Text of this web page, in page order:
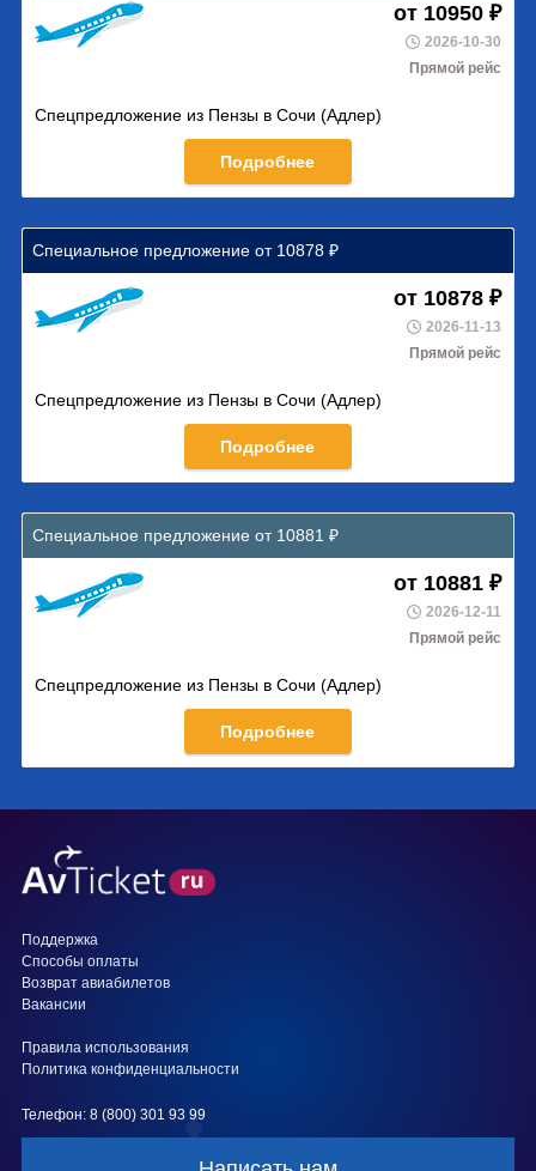
от 10950 ₽
2026-10-30
Прямой рейс
Спецпредложение из Пензы в Сочи (Адлер)
Подробнее
Специальное предложение от 10878 ₽
от 10878 ₽
2026-11-13
Прямой рейс
Спецпредложение из Пензы в Сочи (Адлер)
Подробнее
Специальное предложение от 10881 ₽
от 10881 ₽
2026-12-11
Прямой рейс
Спецпредложение из Пензы в Сочи (Адлер)
Подробнее
Поддержка
Способы оплаты
Возврат авиабилетов
Вакансии
Правила использования
Политика конфиденциальности
Телефон: 8 (800) 301 93 99